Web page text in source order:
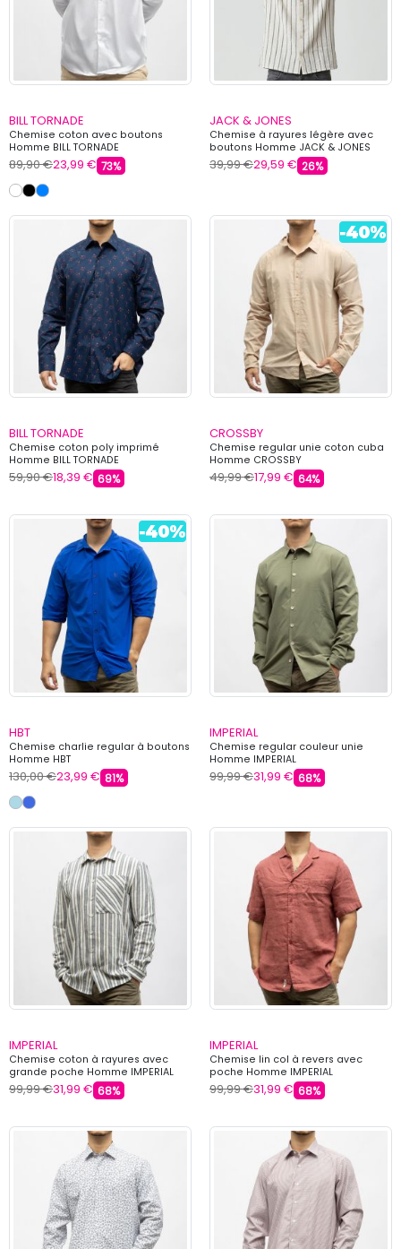
BILL TORNADE
Chemise coton avec boutons
Homme BILL TORNADE
89,90 €23,99 € 73%
JACK & JONES
Chemise à rayures légère avec
boutons Homme JACK & JONES
39,99 €29,59 € 26%
BILL TORNADE
Chemise coton poly imprimé
Homme BILL TORNADE
59,90 €18,39 € 69%
CROSSBY
Chemise regular unie coton cuba
Homme CROSSBY
49,99 €17,99 € 64%
HBT
Chemise charlie regular à boutons
Homme HBT
130,00 €23,99 € 81%
IMPERIAL
Chemise regular couleur unie
Homme IMPERIAL
99,99 €31,99 € 68%
IMPERIAL
Chemise coton à rayures avec
grande poche Homme IMPERIAL
99,99 €31,99 € 68%
IMPERIAL
Chemise lin col à revers avec
poche Homme IMPERIAL
99,99 €31,99 € 68%